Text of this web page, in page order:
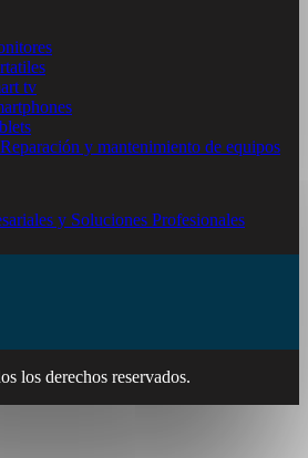
tv
y mantenimiento de equipos
y Soluciones Profesionales
los derechos reservados.